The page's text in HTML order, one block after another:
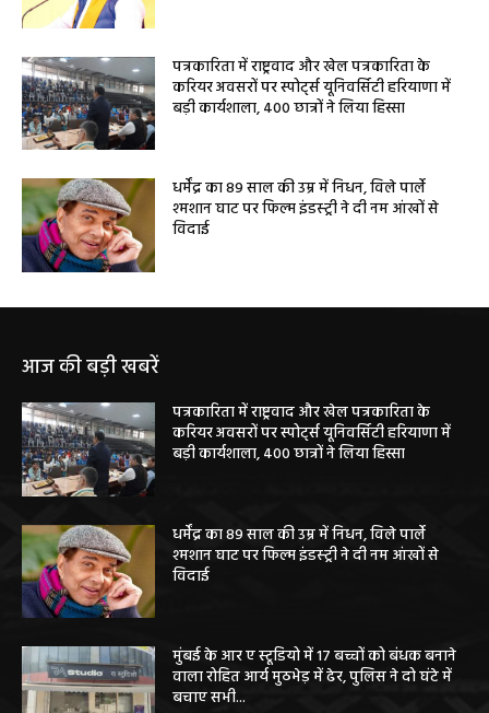
पत्रकारिता में राष्ट्रवाद और खेल पत्रकारिता के
करियर अवसरों पर स्पोर्ट्स यूनिवर्सिटी हरियाणा में
बड़ी कार्यशाला, 400 छात्रों ने लिया हिस्सा
धर्मेंद्र का 89 साल की उम्र में निधन, विले पार्ले
श्मशान घाट पर फिल्म इंडस्ट्री ने दी नम आंखों से
विदाई
आज की बड़ी खबरें
पत्रकारिता में राष्ट्रवाद और खेल पत्रकारिता के
करियर अवसरों पर स्पोर्ट्स यूनिवर्सिटी हरियाणा में
बड़ी कार्यशाला, 400 छात्रों ने लिया हिस्सा
धर्मेंद्र का 89 साल की उम्र में निधन, विले पार्ले
श्मशान घाट पर फिल्म इंडस्ट्री ने दी नम आंखों से
विदाई
मुंबई के आर ए स्टूडियो में 17 बच्चों को बंधक बनाने
वाला रोहित आर्य मुठभेड़ में ढेर, पुलिस ने दो घंटे में
बचाए सभी...